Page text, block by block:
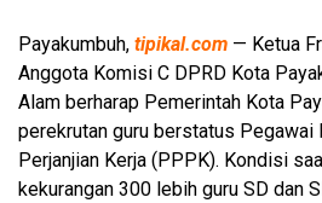
Payakumbuh, tipikal.com — Ketua
Anggota Komisi C DPRD Kota
Alam berharap Pemerintah Kota
perekrutan guru berstatus Pegawai
Perjanjian Kerja (PPPK). Kondisi
kekurangan 300 lebih guru SD dan